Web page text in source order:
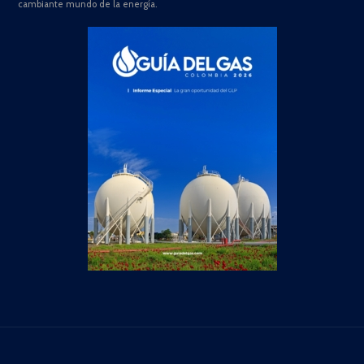
cambiante mundo de la energía.